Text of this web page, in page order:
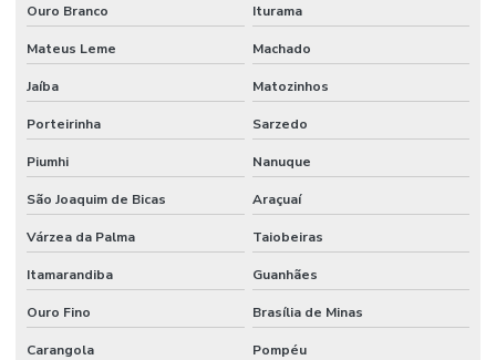
Valor projeto preventivo de incêndio
Ouro Branco Iturama
Mateus Leme Machado
Jaíba Matozinhos
Porteirinha Sarzedo
Piumhi Nanuque
São Joaquim de Bicas Araçuaí
Várzea da Palma Taiobeiras
Itamarandiba Guanhães
Ouro Fino Brasília de Minas
Carangola Pompéu